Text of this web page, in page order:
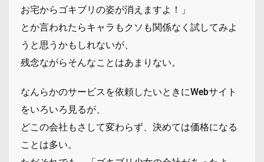
お宅からゴキブリの姿が消えますよ！」
とか言われたらキャラもクソも関係なく試してみよ
うと思うかもしれないが、
残念ながらそんなことはあまりない。
なんらかのサービスを依頼したいときにWebサイト
をいろいろ見るが、
どこの会社もさして変わらず、決めては価格になる
ことは多い。